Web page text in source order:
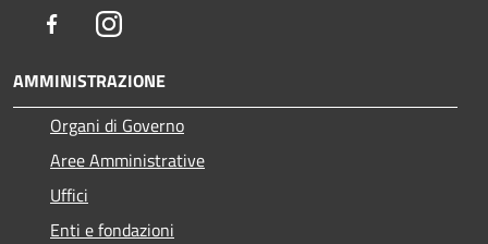
FacebookInstagram
AMMINISTRAZIONE
Organi di Governo
Aree Amministrative
Uffici
Enti e fondazioni